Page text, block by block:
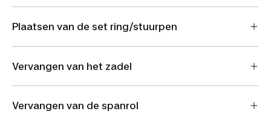
Plaatsen van de set ring/stuurpen
Vervangen van het zadel
Vervangen van de spanrol